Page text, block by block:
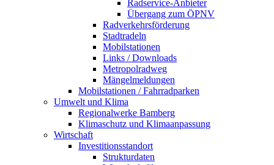
Radservice-Anbieter
Übergang zum ÖPNV
Radverkehrsförderung
Stadtradeln
Mobilstationen
Links / Downloads
Metropolradweg
Mängelmeldungen
Mobilstationen / Fahrradparken
Umwelt und Klima
Regionalwerke Bamberg
Klimaschutz und Klimaanpassung
Wirtschaft
Investitionsstandort
Strukturdaten